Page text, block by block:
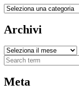
Categorie
Archivi
Archivi
Meta